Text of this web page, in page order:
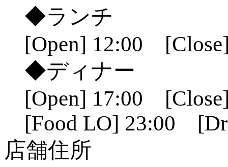
◆ランチ
[Open] 12:00
◆ディナー
[Open] 17:00
[Food LO] 23:00
店舗住所